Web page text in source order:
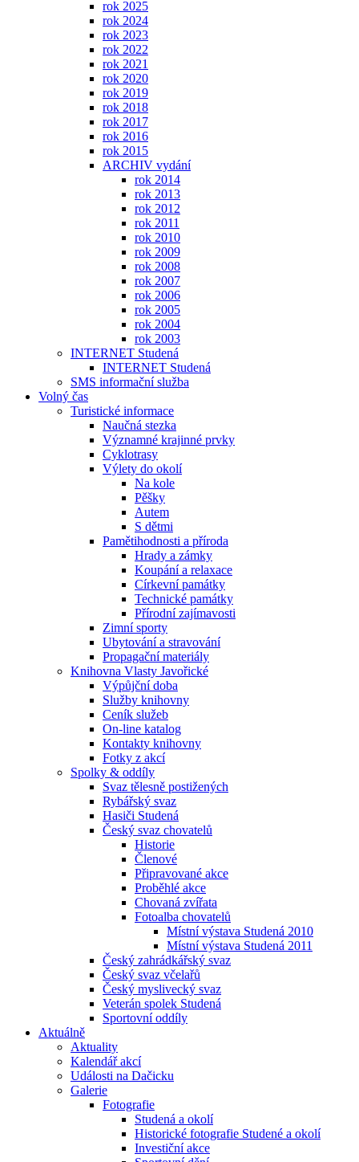
rok 2025
rok 2024
rok 2023
rok 2022
rok 2021
rok 2020
rok 2019
rok 2018
rok 2017
rok 2016
rok 2015
ARCHIV vydání
rok 2014
rok 2013
rok 2012
rok 2011
rok 2010
rok 2009
rok 2008
rok 2007
rok 2006
rok 2005
rok 2004
rok 2003
INTERNET Studená
INTERNET Studená
SMS informační služba
Volný čas
Turistické informace
Naučná stezka
Významné krajinné prvky
Cyklotrasy
Výlety do okolí
Na kole
Pěšky
Autem
S dětmi
Pamětihodnosti a příroda
Hrady a zámky
Koupání a relaxace
Církevní památky
Technické památky
Přírodní zajímavosti
Zimní sporty
Ubytování a stravování
Propagační materiály
Knihovna Vlasty Javořické
Výpůjční doba
Služby knihovny
Ceník služeb
On-line katalog
Kontakty knihovny
Fotky z akcí
Spolky & oddíly
Svaz tělesně postižených
Rybářský svaz
Hasiči Studená
Český svaz chovatelů
Historie
Členové
Připravované akce
Proběhlé akce
Chovaná zvířata
Fotoalba chovatelů
Místní výstava Studená 2010
Místní výstava Studená 2011
Český zahrádkářský svaz
Český svaz včelařů
Český myslivecký svaz
Veterán spolek Studená
Sportovní oddíly
Aktuálně
Aktuality
Kalendář akcí
Události na Dačicku
Galerie
Fotografie
Studená a okolí
Historické fotografie Studené a okolí
Investiční akce